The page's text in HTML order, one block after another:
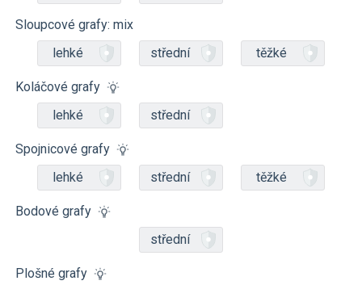
Sloupcové grafy: mix
lehké
střední těžké
Koláčové grafy
lehké
střední
Spojnicové grafy
lehké
střední těžké
Bodové grafy
střední
Plošné grafy